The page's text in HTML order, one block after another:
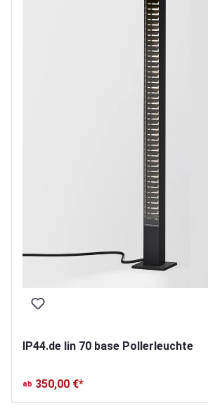
IP44.de lin 70 base Pollerleuchte
ab 350,00 €*